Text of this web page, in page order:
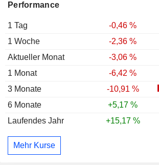
Performance
1 Tag
-0,46 %
1 Woche
-2,36 %
Aktueller Monat
-3,06 %
1 Monat
-6,42 %
3 Monate
-10,91 %
6 Monate
+5,17 %
Laufendes Jahr
+15,17 %
Mehr Kurse